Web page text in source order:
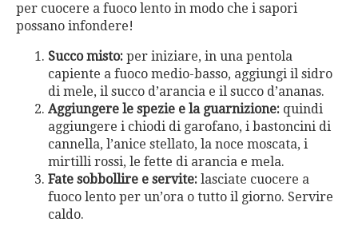
per cuocere a fuoco lento in modo che i sapori
possano infondere!
Succo misto: per iniziare, in una pentola
capiente a fuoco medio-basso, aggiungi il sidro
di mele, il succo d’arancia e il succo d’ananas.
Aggiungere le spezie e la guarnizione: quindi
aggiungere i chiodi di garofano, i bastoncini di
cannella, l’anice stellato, la noce moscata, i
mirtilli rossi, le fette di arancia e mela.
Fate sobbollire e servite: lasciate cuocere a
fuoco lento per un’ora o tutto il giorno. Servire
caldo.